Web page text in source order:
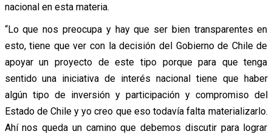
nacional en esta materia.
“Lo que nos preocupa y hay que ser bien transparentes en
esto, tiene que ver con la decisión del Gobierno de Chile de
apoyar un proyecto de este tipo porque para que tenga
sentido una iniciativa de interés nacional tiene que haber
algún tipo de inversión y participación y compromiso del
Estado de Chile y yo creo que eso todavía falta materializarlo.
Ahí nos queda un camino que debemos discutir para lograr